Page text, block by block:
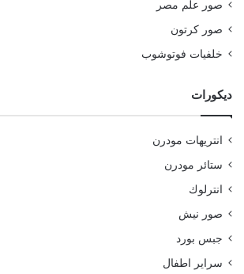
صور علم مصر
صور كرتون
خلفيات فوتوشوب
ديكورات
انتريهات مودرن
ستائر مودرن
انترلوك
صور نيش
جبس بورد
سراير اطفال